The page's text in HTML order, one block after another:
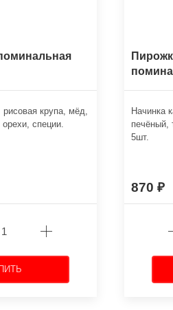
крупа, мёд,
специи.
Начинка
печёный,
5шт.
870